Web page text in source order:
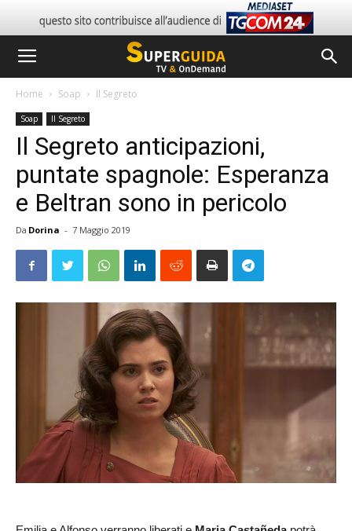
Home Soap Il Segreto
Soap Il Segreto
Il Segreto anticipazioni,
puntate spagnole: Esperanza
e Beltran sono in pericolo
Da Dorina - 7 Maggio 2019